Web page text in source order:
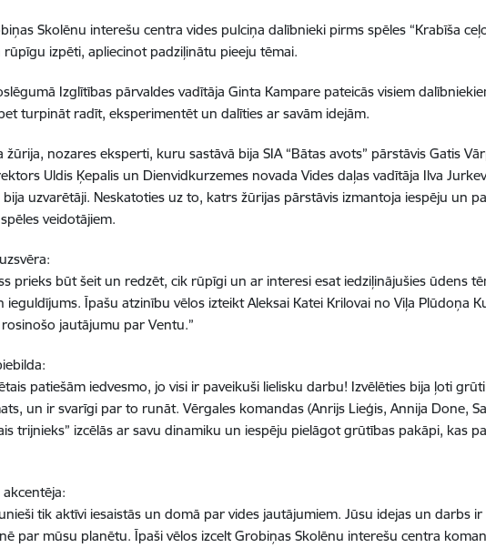
Skolēnu interešu centra vides pulciņa dalībnieki pirms spēles “Krabīša
rūpīgu izpēti, apliecinot padziļinātu pieeju tēmai.
Izglītības pārvaldes vadītāja Ginta Kampare pateicās visiem
turpināt radīt, eksperimentēt un dalīties ar savām idejām.
žūrija, nozares eksperti, kuru sastāvā bija SIA “Bātas avots” pārstāvis Gatis
Uldis Ķepalis un Dienvidkurzemes novada Vides daļas vadītāja Ilva
uzvarētāji. Neskatoties uz to, katrs žūrijas pārstāvis izmantoja iespēju un
veidotājiem.
prieks būt šeit un redzēt, cik rūpīgi un ar interesi esat iedziļinājušies ūdens
ieguldījums. Īpašu atzinību vēlos izteikt Aleksai Katei Krilovai no Viļa Plūdoņa
jautājumu par Ventu.”
patiešām iedvesmo, jo visi ir paveikuši lielisku darbu! Izvēlēties bija ļoti
un ir svarīgi par to runāt. Vērgales komandas (Anrijs Lieģis, Annija Done,
trijnieks” izcēlās ar savu dinamiku un iespēju pielāgot grūtības pakāpi, kas
akcentēja:
tik aktīvi iesaistās un domā par vides jautājumiem. Jūsu idejas un darbs
par mūsu planētu. Īpaši vēlos izcelt Grobiņas Skolēnu interešu centra